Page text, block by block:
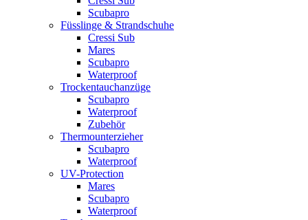
Scubapro
Füsslinge & Strandschuhe
Cressi Sub
Mares
Scubapro
Waterproof
Trockentauchanzüge
Scubapro
Waterproof
Zubehör
Thermounterzieher
Scubapro
Waterproof
UV-Protection
Mares
Scubapro
Waterproof